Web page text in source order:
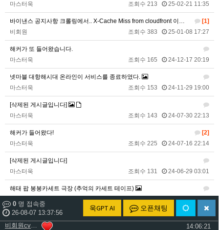
마스터욱
조회수 213 25-02-21 11:35
[1]
바이낸스 공지사항 크롤링에서.. X-Cache Miss from cloudfront 이렇게 해서 항상 MISS로 뜨는데..
비회원
조회수 383 25-01-08 17:27
해커가 또 들어왔습니다.
마스터욱
조회수 165 24-12-17 20:19
넷마블 대항해시대 온라인이 서비스를 종료하였다.
마스터욱
조회수 153 24-11-29 19:00
[삭제된 게시글입니다]
마스터욱
조회수 143 24-07-30 22:13
[2]
해커가 들어왔다!
마스터욱
조회수 225 24-07-16 22:14
[삭제된 게시글입니다]
마스터욱
조회수 131 24-06-29 03:01
해태 팝 봉봉카세트 극장 (추억의 카세트 테이프)
조회수 349 24-05-20 12:34
[1]
[삭제된 게시글입니다]
비회원
24-05-02 12:35
0 명 접속중
26-08-07 13:37:56
욱GPT AI 오픈채팅
2026년 06월 29일 월요일
13:55:14
비회원cv1rccvcel78c8euddvjfsl49j ㅏㅏㅏㅏㅏㅏㅏㅏㅏㅏㅏ
13:55:19
비회원cv1rccvcel78c8euddvjfsl49j
ㅏ
13:55:22
비회원cv1rccvcel78c8euddvjfsl49j
13:55:34
비회원cv1rccvcel78c8euddvjfsl49j
13:55:34
비회원cv1rccvcel78c8euddvjfsl49j
13:55:34
비회원cv1rccvcel78c8euddvjfsl49j
ㅏ
14:01:40
비회원cv1rccvcel78c8euddvjfsl49j
14:01:45
비회원cv1rccvcel78c8euddvjfsl49j ㅏ
14:01:47
비회원cv1rccvcel78c8euddvjfsl49j
ㅏ
14:01:49
비회원cv1rccvcel78c8euddvjfsl49j
비회원cv1rccvcel78c8euddvjfsl49j
ㅏ
14:01:52
비회원cv1rccvcel78c8euddvjfsl49j
14:02:06
비회원cv1rccvcel78c8euddvjfsl49j
14:02:11
비회원cv1rccvcel78c8euddvjfsl49j
14:02:14
비회원cv1rccvcel78c8euddvjfsl49j
14:06:19
비회원cv1rccvcel78c8euddvjfsl49j
14:06:21